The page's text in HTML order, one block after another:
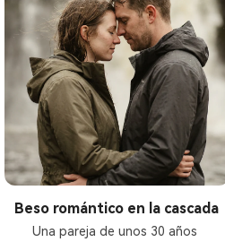
Beso romántico en la cascada
Una pareja de unos 30 años